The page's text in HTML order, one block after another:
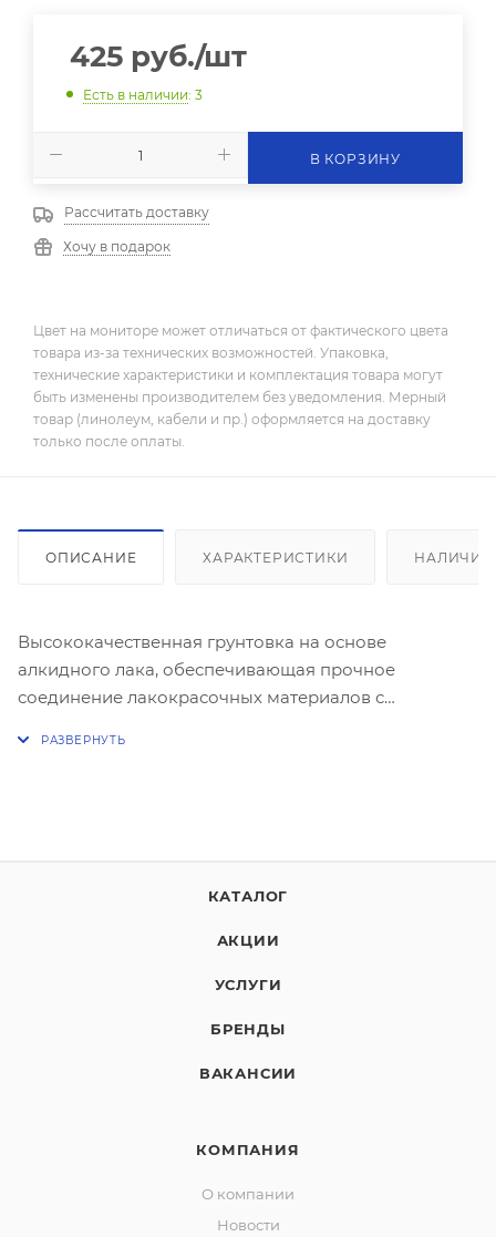
425 руб./шт
Есть в наличии: 3
В КОРЗИНУ
Рассчитать доставку
Хочу в подарок
Цвет на мониторе может отличаться от фактического цвета
товара из-за технических возможностей. Упаковка,
технические характеристики и комплектация товара могут
быть изменены производителем без уведомления. Мерный
товар (линолеум, кабели и пр.) оформляется на доставку
только после оплаты.
ОПИСАНИЕ ХАРАКТЕРИСТИКИ НАЛИЧИЕ
Высококачественная грунтовка на основе
алкидного лака, обеспечивающая прочное
соединение лакокрасочных материалов с
КАТАЛОГ
АКЦИИ
УСЛУГИ
БРЕНДЫ
ВАКАНСИИ
КОМПАНИЯ
О компании
Новости